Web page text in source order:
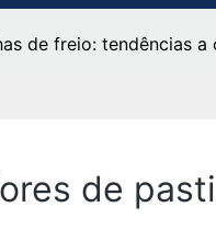
de freio: tendências a
de